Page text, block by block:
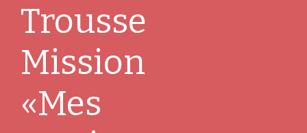
Trousse
Mission
«Mes